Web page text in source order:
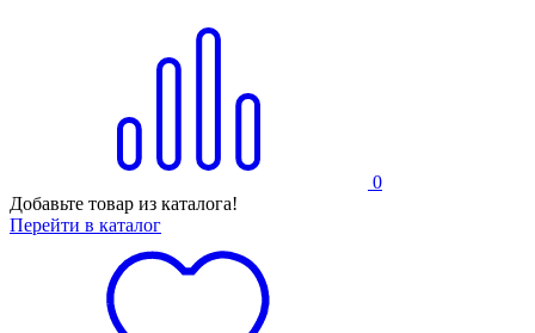
0
Добавьте товар из каталога!
Перейти в каталог